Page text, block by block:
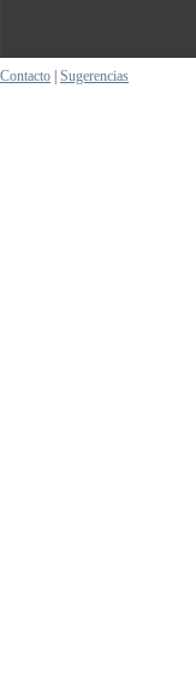
Contacto Sugerencias